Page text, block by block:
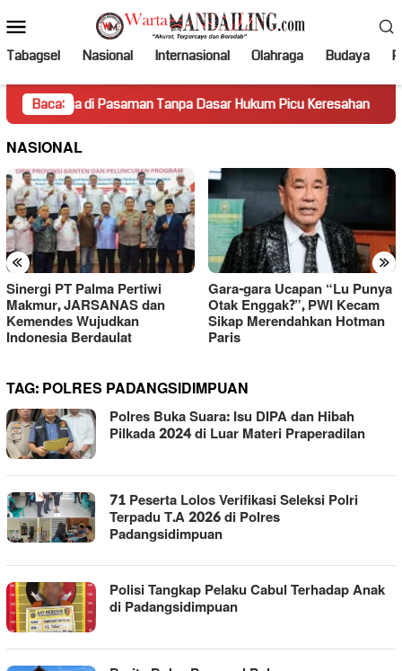
ke
kontenMobile
Tabagsel Nasional Internasional Olahraga Budaya
Baca:
di Pasaman Tanpa Dasar Hukum Picu Keresahan Truk
NASIONAL
« »
Sinergi PT Palma Pertiwi
Makmur, JARSANAS dan
Kemendes Wujudkan
Indonesia Berdaulat
Gara-gara Ucapan “Lu Punya
Otak Enggak?”, PWI Kecam
Sikap Merendahkan Hotman
Paris
TAG:POLRES PADANGSIDIMPUAN
Polres Buka Suara: Isu DIPA dan Hibah
Pilkada 2024 di Luar Materi Praperadilan
71 Peserta Lolos Verifikasi Seleksi Polri
Terpadu T.A 2026 di Polres
Padangsidimpuan
Polisi Tangkap Pelaku Cabul Terhadap Anak
di Padangsidimpuan